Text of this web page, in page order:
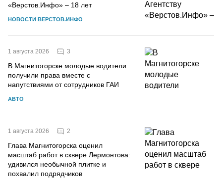
«Верстов.Инфо» – 18 лет
НОВОСТИ ВЕРСТОВ.ИНФО
1 августа 2026 3
В Магнитогорске молодые водители
получили права вместе с
напутствиями от сотрудников ГАИ
АВТО
1 августа 2026 2
Глава Магнитогорска оценил
масштаб работ в сквере Лермонтова:
удивился необычной плитке и
похвалил подрядчиков